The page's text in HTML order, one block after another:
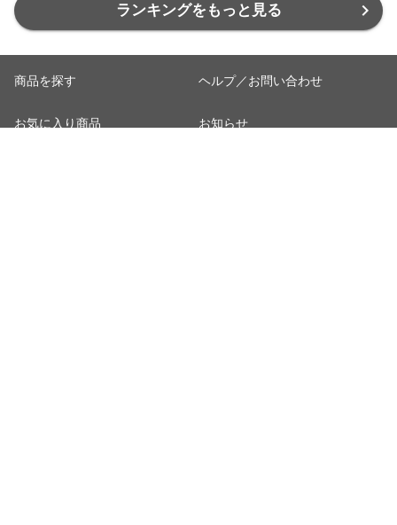
ランキングをもっと見る
商品を探す
お気に入り商品
ヘルプ／お問い合わせ
お知らせ